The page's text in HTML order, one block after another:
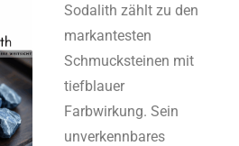
Sodalith zählt zu den
markantesten
Schmucksteinen mit
tiefblauer
Farbwirkung. Sein
unverkennbares